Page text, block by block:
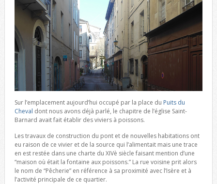
Sur l’emplacement aujourd’hui occupé par la place du Puits du
Cheval dont nous avons déjà parlé, le chapitre de l’église Saint-
Barnard avait fait établir des viviers à poissons.
Les travaux de construction du pont et de nouvelles habitations ont
eu raison de ce vivier et de la source qui l’alimentait mais une trace
en est restée dans une charte du XIVè siècle faisant mention d’une
“maison où était la fontaine aux poissons.” La rue voisine prit alors
le nom de “Pêcherie” en référence à sa proximité avec l’Isère et à
l’activité principale de ce quartier.